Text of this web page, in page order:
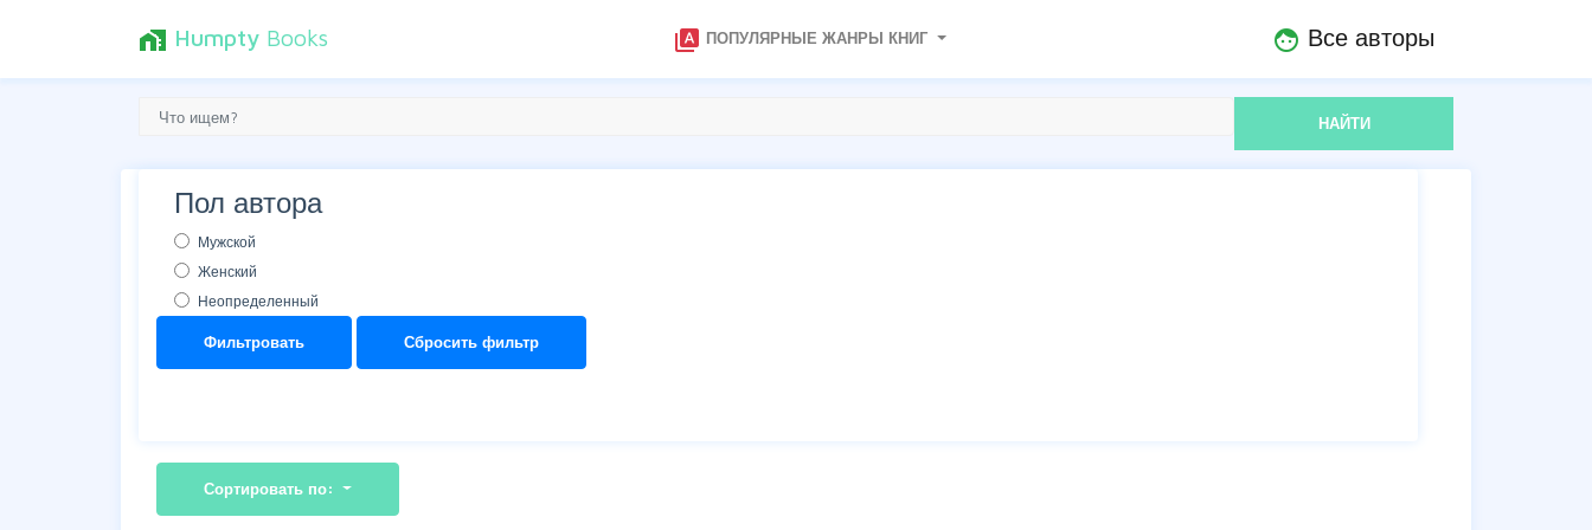
home_work Humpty Books type_specimen ПОПУЛЯРНЫЕ ЖАНРЫ КНИГ face Все авторы
НАЙТИ
Пол автора
Мужской
Женский
Неопределенный
Фильтровать Сбросить фильтр
Сортировать по: